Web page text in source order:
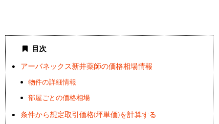
目次
アーバネックス新井薬師の価格相場情報
物件の詳細情報
部屋ごとの価格相場
条件から想定取引価格(坪単価)を計算する